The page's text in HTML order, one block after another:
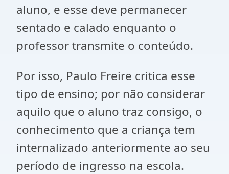
aluno, e esse deve permanecer
sentado e calado enquanto o
professor transmite o conteúdo.
Por isso, Paulo Freire critica esse
tipo de ensino; por não considerar
aquilo que o aluno traz consigo, o
conhecimento que a criança tem
internalizado anteriormente ao seu
período de ingresso na escola.